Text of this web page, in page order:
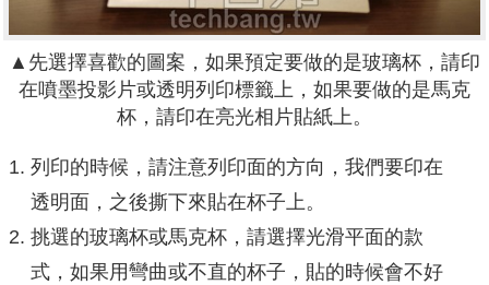
▲先選擇喜歡的圖案，如果預定要做的是玻璃杯，請印
在噴墨投影片或透明列印標籤上，如果要做的是馬克
杯，請印在亮光相片貼紙上。
列印的時候，請注意列印面的方向，我們要印在
透明面，之後撕下來貼在杯子上。
挑選的玻璃杯或馬克杯，請選擇光滑平面的款
式，如果用彎曲或不直的杯子，貼的時候會不好